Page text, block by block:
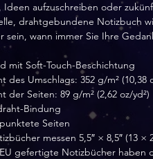
Ideen aufzuschreiben oder
drahtgebundene Notizbuch
sein, wann immer Sie Ihre
mit Soft-Touch-Beschichtung
des Umschlags: 352 g/m² (10,38
der Seiten: 89 g/m² (2,62 oz/yd²)
Bindung
Seiten
messen 5,5″ × 8,5″ (13 ×
gefertigte Notizbücher haben